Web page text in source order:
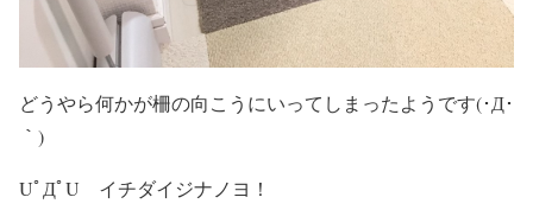
どうやら何かが柵の向こうにいってしまったようです(･Д･
｀)
UﾟДﾟU イチダイジナノヨ！